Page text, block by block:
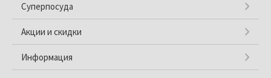
Суперпосуда
Акции и скидки
Информация